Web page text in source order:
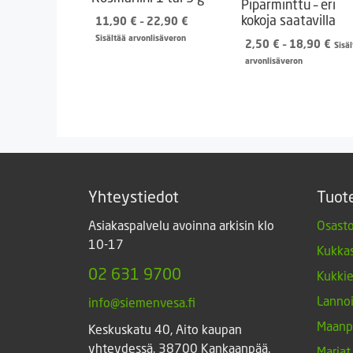
11,90 € – 22,90 € Hintaluokka:
Sisältää arvonlisäveron
Piparminttu – eri
kokoja saatavilla
2,50 € – 18,90 €
arvonlisäveron
Yhteystiedot
Asiakaspalvelu avoinna arkisin klo
10-17
02 631 9700
info@siemenvesa.fi
Keskuskatu 40, Aito kaupan
yhteydessä. 38700 Kankaanpää.